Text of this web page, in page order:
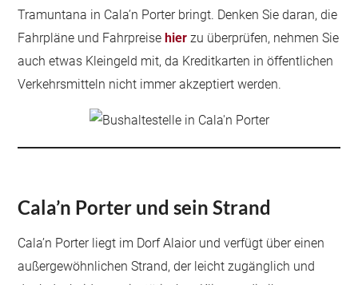
Tramuntana in Cala’n Porter bringt. Denken Sie daran, die
Fahrpläne und Fahrpreisehier zu überprüfen, nehmen Sie
auch etwas Kleingeld mit, da Kreditkarten in öffentlichen
Verkehrsmitteln nicht immer akzeptiert werden.
Cala’n Porter und sein Strand
Cala’n Porter liegt im Dorf Alaior und verfügt über einen
außergewöhnlichen Strand, der leicht zugänglich und